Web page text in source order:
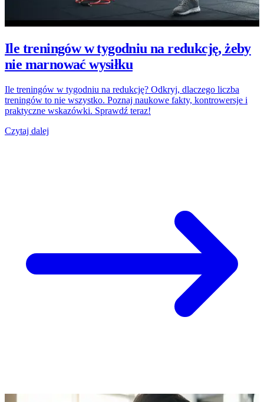
Ile treningów w tygodniu na redukcję, żeby
nie marnować wysiłku
Ile treningów w tygodniu na redukcję? Odkryj, dlaczego liczba
treningów to nie wszystko. Poznaj naukowe fakty, kontrowersje i
praktyczne wskazówki. Sprawdź teraz!
Czytaj dalej